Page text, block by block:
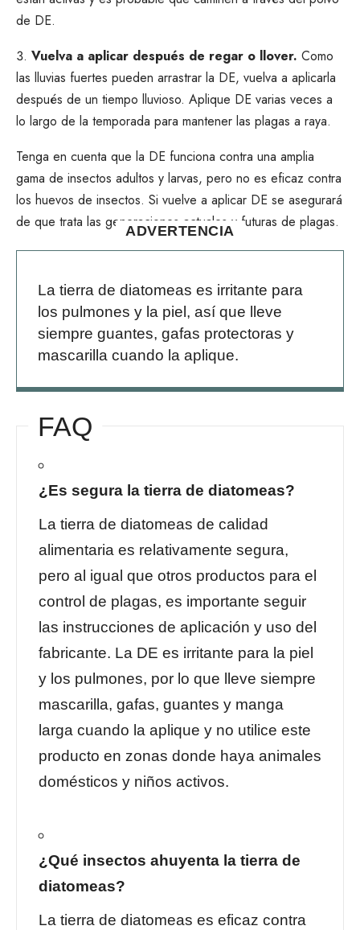
de DE.
Vuelva a aplicar después de regar o llover. Como
las lluvias fuertes pueden arrastrar la DE, vuelva a aplicarla
después de un tiempo lluvioso. Aplique DE varias veces a
lo largo de la temporada para mantener las plagas a raya.
Tenga en cuenta que la DE funciona contra una amplia
gama de insectos adultos y larvas, pero no es eficaz contra
los huevos de insectos. Si vuelve a aplicar DE se asegurará
de que trata las generaciones actuales y futuras de plagas.
ADVERTENCIA
La tierra de diatomeas es irritante para
los pulmones y la piel, así que lleve
siempre guantes, gafas protectoras y
mascarilla cuando la aplique.
FAQ
¿Es segura la tierra de diatomeas?
La tierra de diatomeas de calidad
alimentaria es relativamente segura,
pero al igual que otros productos para el
control de plagas, es importante seguir
las instrucciones de aplicación y uso del
fabricante. La DE es irritante para la piel
y los pulmones, por lo que lleve siempre
mascarilla, gafas, guantes y manga
larga cuando la aplique y no utilice este
producto en zonas donde haya animales
domésticos y niños activos.
¿Qué insectos ahuyenta la tierra de
diatomeas?
La tierra de diatomeas es eficaz contra